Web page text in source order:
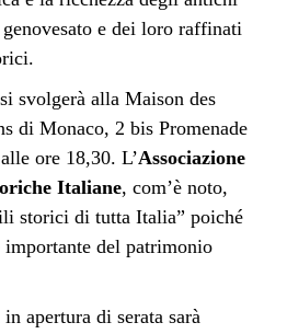
e dei loro raffinati
svolgerà alla Maison des
di Monaco, 2 bis Promenade
ore 18,30. L’Associazione
Italiane, com’è noto,
storici di tutta Italia” poiché
importante del patrimonio
apertura di serata sarà